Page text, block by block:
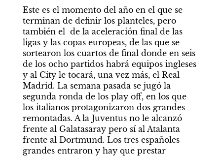
Este es el momento del año en el que se
terminan de definir los planteles, pero
también el  de la aceleración final de las
ligas y las copas europeas, de las que se
sortearon los cuartos de final donde en seis
de los ocho partidos habrá equipos ingleses
y al City le tocará, una vez más, el Real
Madrid. La semana pasada se jugó la
segunda ronda de los play off, en los que
los italianos protagonizaron dos grandes
remontadas. A la Juventus no le alcanzó
frente al Galatasaray pero sí al Atalanta
frente al Dortmund. Los tres españoles
grandes entraron y hay que prestar